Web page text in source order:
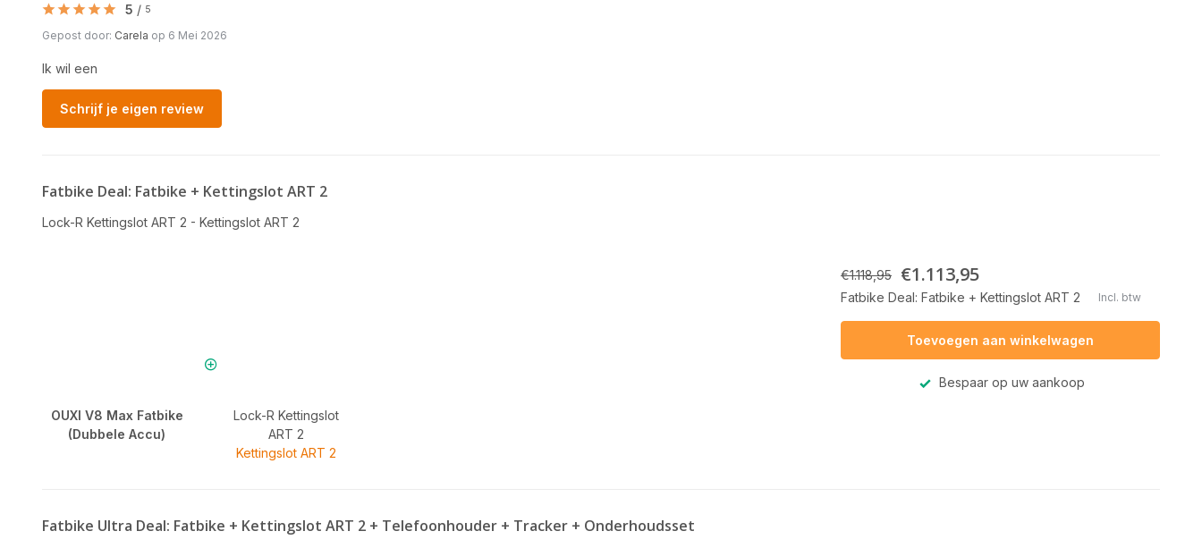
5 / 5
Gepost door: Carela op 6 Mei 2026
Ik wil een
Schrijf je eigen review
Fatbike Deal: Fatbike + Kettingslot ART 2
Lock-R Kettingslot ART 2 - Kettingslot ART 2
OUXI V8 Max Fatbike
(Dubbele Accu)
Lock-R Kettingslot
ART 2
Kettingslot ART 2
€1.118,95 €1.113,95
Fatbike Deal: Fatbike + Kettingslot ART 2 Incl. btw
Toevoegen aan winkelwagen
Bespaar op uw aankoop
Fatbike Ultra Deal: Fatbike + Kettingslot ART 2 + Telefoonhouder + Tracker + Onderhoudsset